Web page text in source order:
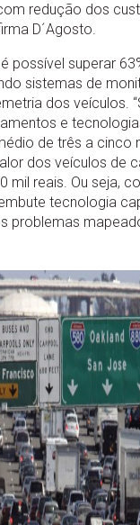
redução dos
D´Agosto.
é possível superar
sistemas de
dos veículos.
e
de três a cinco
dos veículos de
mil reais. Ou seja,
tecnologia
problemas